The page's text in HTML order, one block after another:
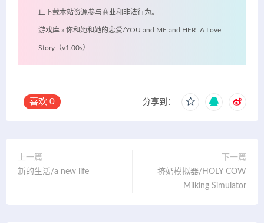
止下载本站资源参与商业和非法行为。
游戏库 » 你和她和她的恋爱/YOU and ME and HER: A Love
Story（v1.00s）
喜欢 0 分享到：
上一篇
新的生活/a new life
下一篇
挤奶模拟器/HOLY COW
Milking Simulator